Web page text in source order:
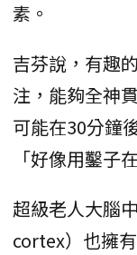
素。
吉芬說，有趣
注，能夠全神
可能在30分鐘
「好像用鑿子
超級老人大腦
cortex）也擁